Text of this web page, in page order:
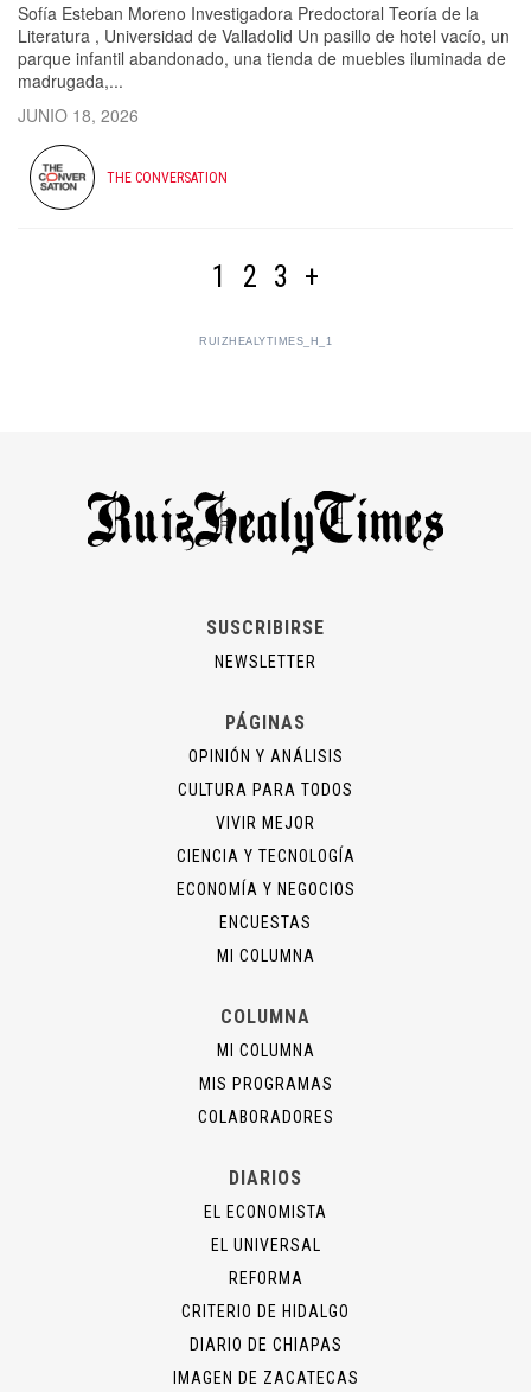
Sofía Esteban Moreno Investigadora Predoctoral Teoría de la
Literatura , Universidad de Valladolid Un pasillo de hotel vacío, un
parque infantil abandonado, una tienda de muebles iluminada de
madrugada,...
JUNIO 18, 2026
THE CONVERSATION
1 2 3 +
RUIZHEALYTIMES_H_1
SUSCRIBIRSE
NEWSLETTER
PÁGINAS
OPINIÓN Y ANÁLISIS
CULTURA PARA TODOS
VIVIR MEJOR
CIENCIA Y TECNOLOGÍA
ECONOMÍA Y NEGOCIOS
ENCUESTAS
MI COLUMNA
COLUMNA
MI COLUMNA
MIS PROGRAMAS
COLABORADORES
DIARIOS
EL ECONOMISTA
EL UNIVERSAL
REFORMA
CRITERIO DE HIDALGO
DIARIO DE CHIAPAS
IMAGEN DE ZACATECAS